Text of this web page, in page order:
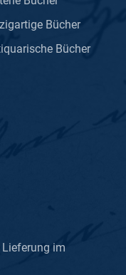
Bücher
Bücher
im